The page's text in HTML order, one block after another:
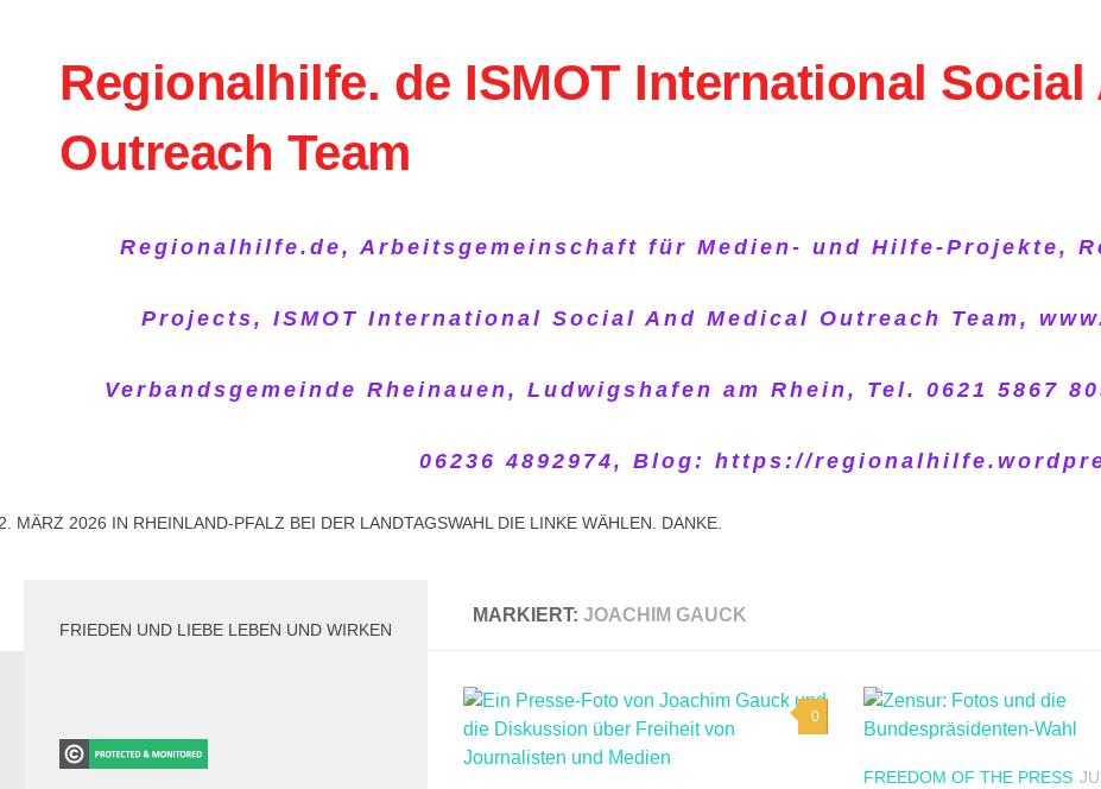
Regionalhilfe. de ISMOT International Social
Outreach Team
Regionalhilfe.de, Arbeitsgemeinschaft für Medien- und Hilfe-Projekte,
Projects, ISMOT International Social And Medical Outreach Team,
Verbandsgemeinde Rheinauen, Ludwigshafen am Rhein, Tel. 0621 5867
06236 4892974, Blog: https://
MÄRZ 2026 IN RHEINLAND-PFALZ BEI DER LANDTAGSWAHL DIE LINKE WÄHLEN. DANKE.
MARKIERT: JOACHIM GAUCK
0
FREEDOM OF THE PRESS
FRIEDEN UND LIEBE LEBEN UND WIRKEN